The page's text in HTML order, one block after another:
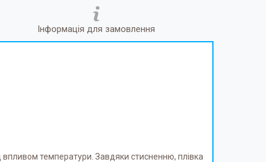
Інформація для замовлення
впливом температури. Завдяки стисненню, плівка